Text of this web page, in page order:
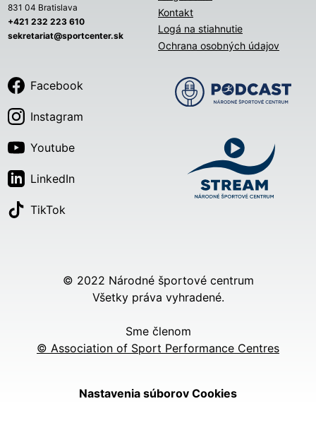
831 04 Bratislava
+421 232 223 610
sekretariat@sportcenter.sk
Kontakt
Logá na stiahnutie
Ochrana osobných údajov
Facebook
Instagram
Youtube
LinkedIn
TikTok
© 2022 Národné športové centrum
Všetky práva vyhradené.
Sme členom
© Association of Sport Performance Centres
Nastavenia súborov Cookies